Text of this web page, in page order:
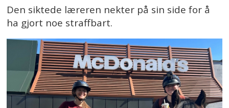
Den siktede læreren nekter på sin side for å
ha gjort noe straffbart.